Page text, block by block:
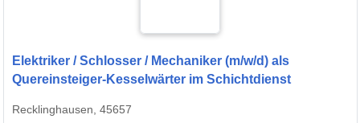
Elektriker / Schlosser / Mechaniker (m/w/d) als
Quereinsteiger-Kesselwärter im Schichtdienst
Recklinghausen, 45657